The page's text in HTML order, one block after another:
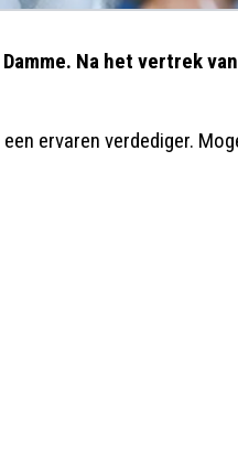
Na het vertrek
ervaren verdediger.